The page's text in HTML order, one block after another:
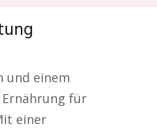
und einem
für
einer